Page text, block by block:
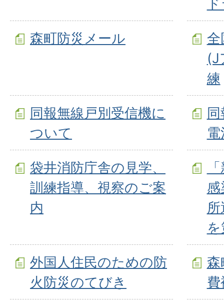
森町防災メール
全
(J
練
同報無線戸別受信機に
ついて
袋井消防庁舎の見学、
訓練指導、視察のご案
内
外国人住民のための防
火防災のてびき
森
費